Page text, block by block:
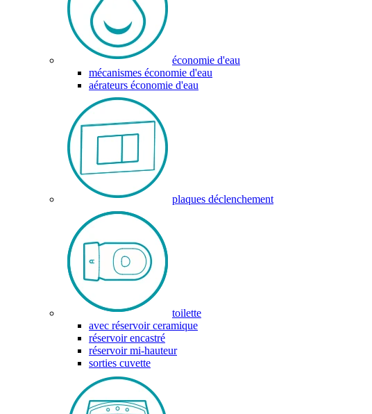
économie d'eau
mécanismes économie d'eau
aérateurs économie d'eau
plaques déclenchement
toilette
avec réservoir ceramique
réservoir encastré
réservoir mi-hauteur
sorties cuvette